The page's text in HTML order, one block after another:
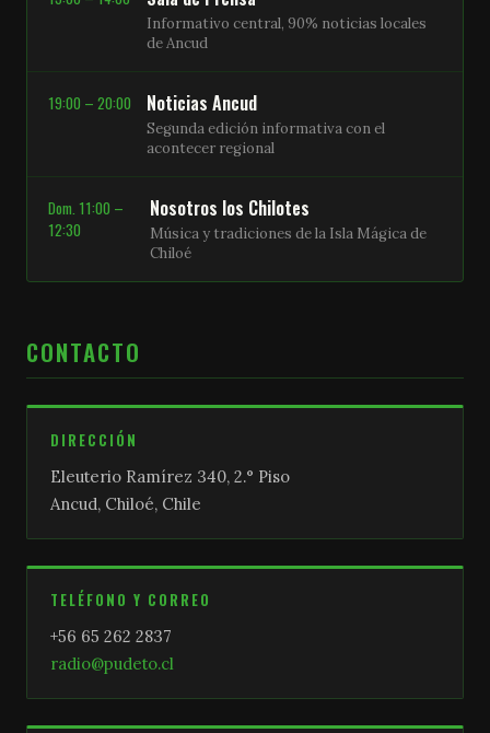
Informativo central, 90% noticias locales
de Ancud
19:00 – 20:00 Noticias Ancud
Segunda edición informativa con el
acontecer regional
Dom. 11:00 –
12:30
Nosotros los Chilotes
Música y tradiciones de la Isla Mágica de
Chiloé
CONTACTO
DIRECCIÓN
Eleuterio Ramírez 340, 2.° Piso
Ancud, Chiloé, Chile
TELÉFONO Y CORREO
+56 65 262 2837
radio@pudeto.cl